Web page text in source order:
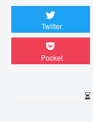
Twitter
Pocket